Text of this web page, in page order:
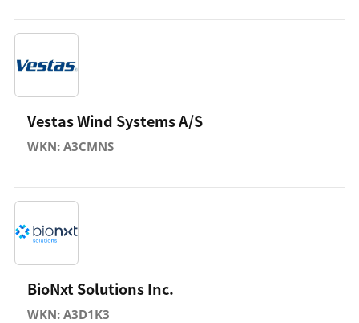
Vestas Wind Systems A/S
WKN: A3CMNS
BioNxt Solutions Inc.
WKN: A3D1K3